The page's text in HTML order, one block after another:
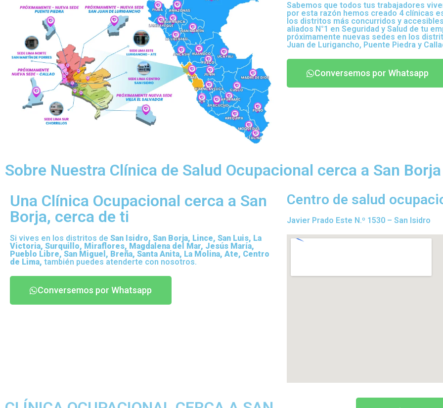
Sabemos que todos tus trabajadores
por esta razón hemos creado 4 clínicas
los distritos más concurridos y
aliados N°1 en Seguridad y Salud de tu
próximamente nuevas sedes en los
Juan de Lurigancho, Puente Piedra y
Conversemos por Whatsapp
Sobre Nuestra Clínica de Salud Ocupacional cerca a San Borja
Una Clínica Ocupacional cerca a San
Borja, cerca de ti
Si vives en los distritos de San Isidro, San Borja, Lince, San Luis, La
Victoria, Surquillo, Miraflores, Magdalena del Mar, Jesús María,
Pueblo Libre, San Miguel, Breña, Santa Anita, La Molina, Ate, Centro
de Lima, también puedes atenderte con nosotros.
Conversemos por Whatsapp
Centro de salud
Javier Prado Este N.º 1530 – San Isidro